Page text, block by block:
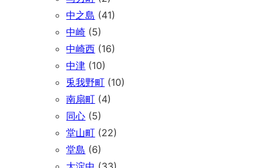
中之島 (41)
中崎 (5)
中崎西 (16)
中津 (10)
兎我野町 (10)
南扇町 (4)
同心 (5)
堂山町 (22)
堂島 (6)